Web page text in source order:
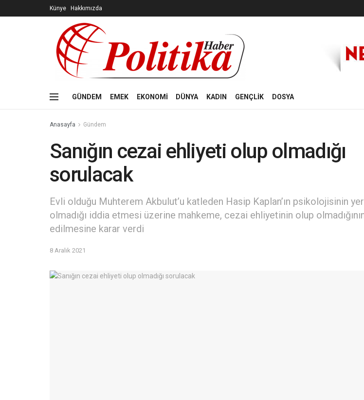
Künye Hakkımızda
GÜNDEM EMEK EKONOMİ DÜNYA KADIN GENÇLİK DOSYA
Anasayfa Gündem
Sanığın cezai ehliyeti olup olmadığı
sorulacak
Evli olduğu Muhterem Akbulut’u katleden Hasip Kaplan’ın psikolojisinin
olmadığı iddia etmesi üzerine mahkeme, cezai ehliyetinin olup
edilmesine karar verdi
8 Aralık 2021